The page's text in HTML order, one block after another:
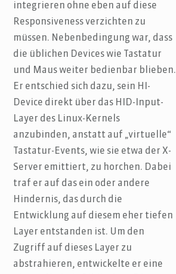
integrieren ohne eben auf diese
Responsiveness verzichten zu
müssen. Nebenbedingung war, dass
die üblichen Devices wie Tastatur
und Maus weiter bedienbar blieben.
Er entschied sich dazu, sein HI-
Device direkt über das HID-Input-
Layer des Linux-Kernels
anzubinden, anstatt auf „virtuelle“
Tastatur-Events, wie sie etwa der X-
Server emittiert, zu horchen. Dabei
traf er auf das ein oder andere
Hindernis, das durch die
Entwicklung auf diesem eher tiefen
Layer entstanden ist. Um den
Zugriff auf dieses Layer zu
abstrahieren, entwickelte er eine